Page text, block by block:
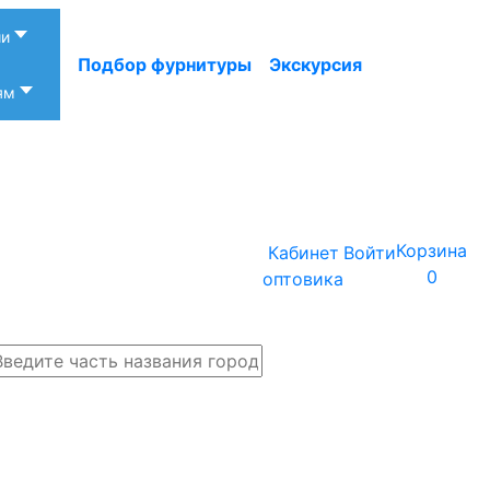
Подбор фурнитуры Экскурсия
Кабинет
оптовика
ВойтиКорзина
0